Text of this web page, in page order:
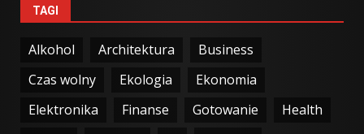
TAGI
Alkohol Architektura
Business
Czas wolny
Ekologia
Ekonomia
Elektronika
Finanse Gotowanie
Health